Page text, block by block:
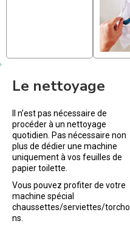
Le nettoyage
Il n’est pas nécessaire de
procéder à un nettoyage
quotidien. Pas nécessaire non
plus de dédier une machine
uniquement à vos feuilles de
papier toilette.
Vous pouvez profiter de votre
machine spécial
chaussettes/serviettes/torcho
ns.